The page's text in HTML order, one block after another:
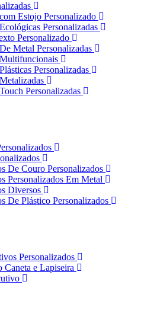
Estojo Personalizado
Personalizadas
Personalizado
Metal Personalizadas
Personalizadas
Personalizadas
De Couro Personalizados
Personalizados Em Metal
Diversos
De Plástico Personalizados
Personalizados
Caneta e Lapiseira